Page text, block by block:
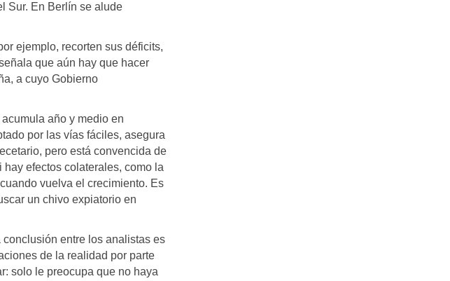
Sur. En Berlín se alude
ejemplo, recorten sus déficits,
que aún hay que hacer
a cuyo Gobierno
año y medio en
por las vías fáciles, asegura
pero está convencida de
efectos colaterales, como la
vuelva el crecimiento. Es
un chivo expiatorio en
entre los analistas es
de la realidad por parte
solo le preocupa que no haya